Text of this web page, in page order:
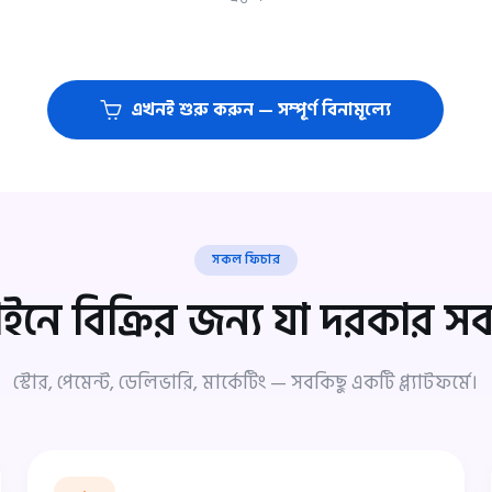
এখনই শুরু করুন — সম্পূর্ণ বিনামূল্যে
সকল ফিচার
বিক্রির জন্য যা দরকার
স্টোর, পেমেন্ট, ডেলিভারি, মার্কেটিং — সবকিছু একটি প্ল্যাটফর্মে।